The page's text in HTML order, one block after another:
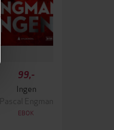
99,-
Ingen
Pascal Engman
EBOK